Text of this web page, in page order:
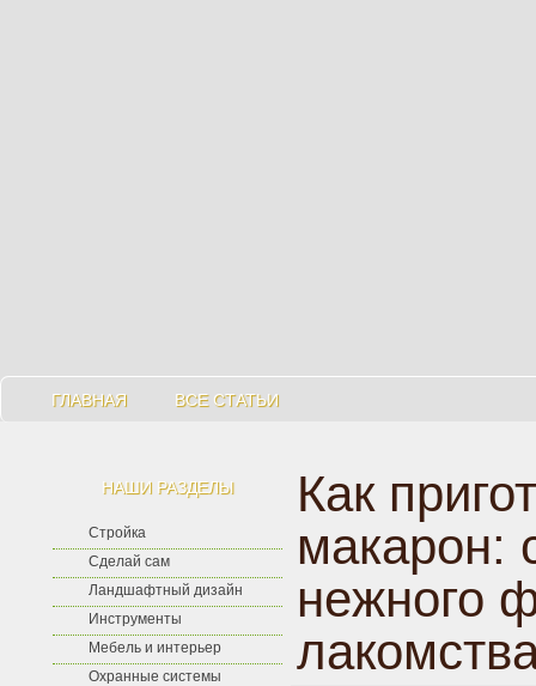
ГЛАВНАЯ ВСЕ СТАТЬИ
НАШИ РАЗДЕЛЫ
Стройка
Сделай сам
Ландшафтный дизайн
Инструменты
Мебель и интерьер
Охранные системы
Как
макарон:
нежного